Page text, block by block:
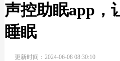
声控助眠app，
睡眠
更新时间：2024-06-08 08:30:10